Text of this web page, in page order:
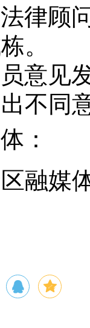
律顾
。
意见
不同
：
融媒